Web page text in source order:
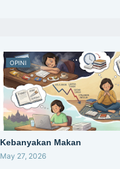
OPINI
Kebanyakan Makan
May 27, 2026